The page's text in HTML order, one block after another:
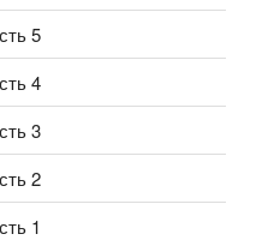
5
4
3
2
1